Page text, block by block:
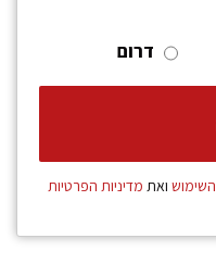
דרום
ואת מדיניות הפרטיות